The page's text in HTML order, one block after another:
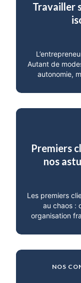
Travailler
Autant de
autonomie,
Premiers
nos
Les premiers
au chaos :
organisation
NOS